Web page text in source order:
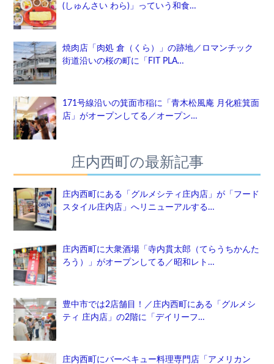
(しゅんさい わら)」っていう和食…
焼肉店「肉処 倉（くら）」の跡地／ロマンチック
街道沿いの桜の町に「FIT PLA…
171号線沿いの箕面市稲に「青木松風庵 月化粧箕面
店」がオープンしてる／オープン…
庄内西町の最新記事
庄内西町にある「グルメシティ庄内店」が「フード
スタイル庄内店」へリニューアルする…
庄内西町に大衆酒場「寺内貫太郎（てらうちかんた
ろう）」がオープンしてる／昭和レト…
豊中市では2店舗目！／庄内西町にある「グルメシ
ティ 庄内店」の2階に「デイリーフ…
庄内西町にバーベキュー料理専門店「アメリカン